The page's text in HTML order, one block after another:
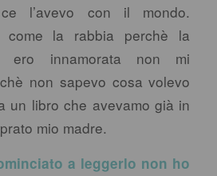
l’avevo con il mondo.
come la rabbia perchè la
ero innamorata non mi
non sapevo cosa volevo
un libro che avevamo già in
mio madre.
a leggerlo non ho